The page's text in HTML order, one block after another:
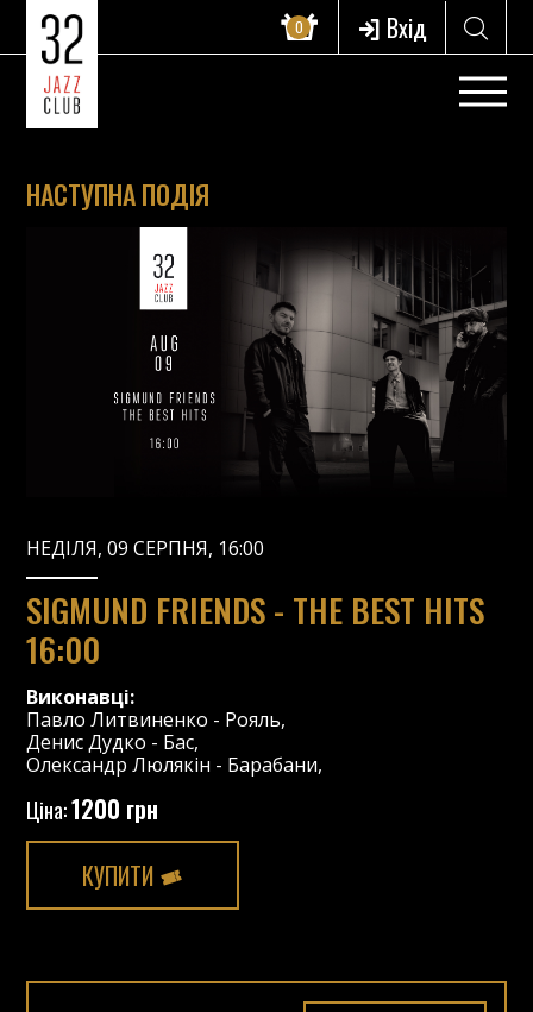
0 Вхід
НАСТУПНА ПОДІЯ
НЕДІЛЯ, 09 СЕРПНЯ, 16:00
SIGMUND FRIENDS - THE BEST HITS
16:00
Виконавці:
Павло Литвиненко - Рояль,
Денис Дудко - Бас,
Олександр Люлякін - Барабани,
Ціна:1200 грн
КУПИТИ